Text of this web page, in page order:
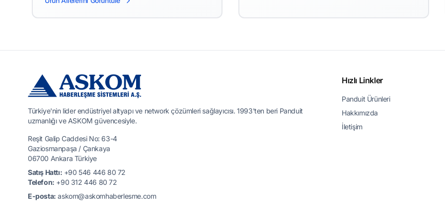
Türkiye'nin lider endüstriyel altyapı ve network çözümleri sağlayıcısı. 1993'ten beri Panduit
uzmanlığı ve ASKOM güvencesiyle.
Reşit Galip Caddesi No: 63-4
Gaziosmanpaşa / Çankaya
06700 Ankara Türkiye
Satış Hattı: +90 546 446 80 72
Telefon: +90 312 446 80 72
E-posta: askom@askomhaberlesme.com
Hızlı Linkler
Panduit Ürünleri
Hakkımızda
İletişim